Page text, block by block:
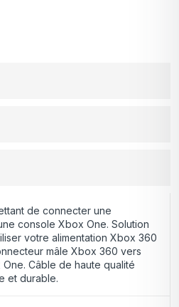
de connecter une
console Xbox One. Solution
votre alimentation Xbox 360
mâle Xbox 360 vers
Câble de haute qualité
et durable.